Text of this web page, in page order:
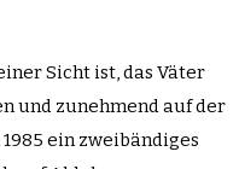
Sicht ist, das Väter
und zunehmend auf der
ein zweibändiges